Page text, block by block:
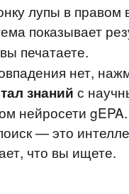
лупы в правом
показывает
печатаете.
нет,
знаний с
нейросети gEPA.
— это
что вы ищете.